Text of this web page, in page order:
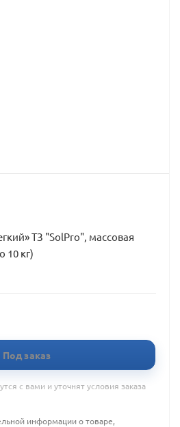
ТЗ "SolPro", массовая
10 кг)
Под заказ
с вами и уточнят условия заказа
информации о товаре,